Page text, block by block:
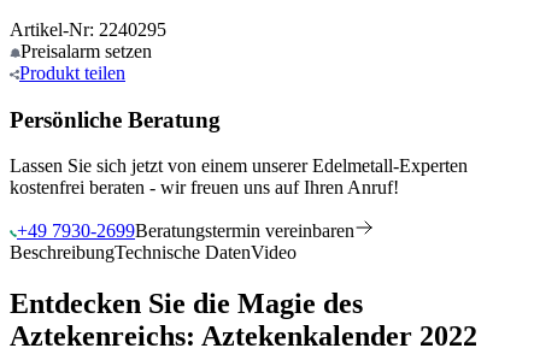
Artikel-Nr: 2240295
Preisalarm setzen
Produkt teilen
Persönliche Beratung
Lassen Sie sich jetzt von einem unserer Edelmetall-Experten
kostenfrei beraten - wir freuen uns auf Ihren Anruf!
+49 7930-2699Beratungstermin vereinbaren
BeschreibungTechnische DatenVideo
Entdecken Sie die Magie des
Aztekenreichs: Aztekenkalender 2022